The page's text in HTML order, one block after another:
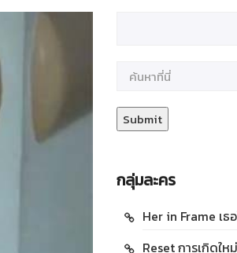
กลุ่มละคร
Her in Frame เธ
Reset การเกิดใ